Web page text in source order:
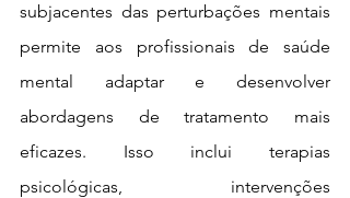
subjacentes das perturbações mentais
permite aos profissionais de saúde
mental adaptar e desenvolver
abordagens de tratamento mais
eficazes. Isso inclui terapias
psicológicas, intervenções